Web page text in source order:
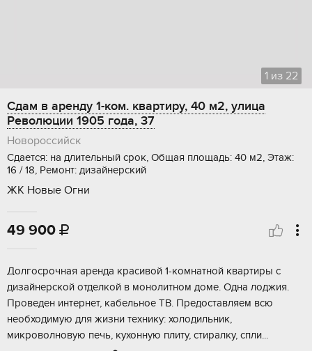
1 из 22
Сдам в аренду 1-ком. квартиру, 40 м2, улица
Революции 1905 года, 37
Новороссийск
Сдается: на длительный срок, Общая площадь: 40 м2, Этаж:
16 / 18, Ремонт: дизайнерский
ЖК Новые Огни
49 900 
Долгосрочная аренда красивой 1-комнатной квартиры с
дизайнерской отделкой в монолитном доме. Одна лоджия.
Проведен интернет, кабельное ТВ. Предоставляем всю
необходимую для жизни технику: холодильник,
микроволновую печь, кухонную плиту, стиралку, спли...